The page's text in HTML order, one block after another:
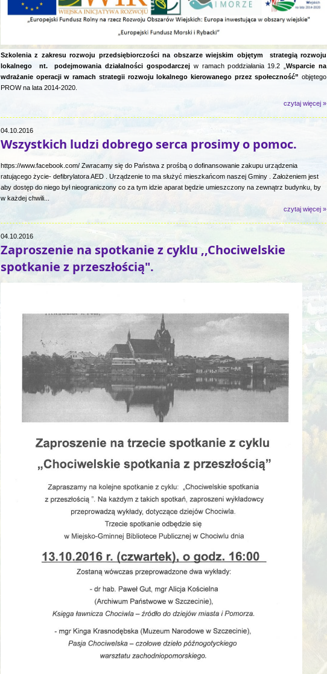
Szkolenia z zakresu rozwoju przedsiębiorczości na obszarze wiejskim objętym strategią rozwoju
lokalnego nt.
podejmowania działalności gospodarczej w ramach poddziałania 19.2 „Wsparcie na
wdrażanie operacji w ramach strategii rozwoju lokalnego kierowanego przez społeczność” objętego
PROW na lata 2014-2020.
czytaj więcej »
04.10.2016
Wszystkich ludzi dobrego serca prosimy o pomoc.
https://www.facebook.com/ Zwracamy się do Państwa z prośbą o dofinansowanie zakupu urządzenia
ratującego życie- defibrylatora AED . Urządzenie to ma służyć mieszkańcom naszej Gminy . Założeniem jest
aby dostęp do niego był nieograniczony co za tym idzie aparat będzie umieszczony na zewnątrz budynku, by
w każdej chwili...
czytaj więcej »
04.10.2016
Zaproszenie na spotkanie z cyklu ,,Chociwelskie
spotkanie z przeszłością".